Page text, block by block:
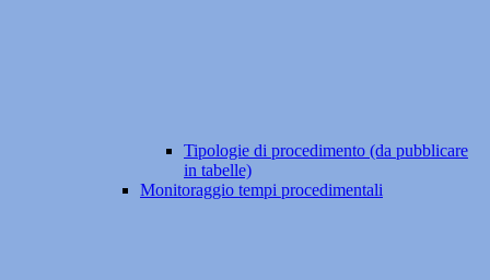
Tipologie di procedimento (da pubblicare
in tabelle)
Monitoraggio tempi procedimentali